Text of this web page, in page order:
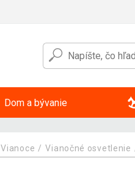
Dom a bývanie
Vianoce Vianočné osvetlenie